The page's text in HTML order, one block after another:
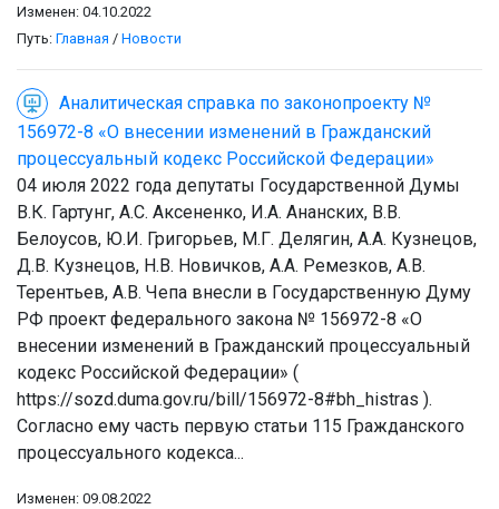
Изменен: 04.10.2022
Путь: Главная / Новости
Аналитическая справка по законопроекту №
156972-8 «О внесении изменений в Гражданский
процессуальный кодекс Российской Федерации»
04 июля 2022 года депутаты Государственной Думы
В.К. Гартунг, А.С. Аксененко, И.А. Ананских, В.В.
Белоусов, Ю.И. Григорьев, М.Г. Делягин, А.А. Кузнецов,
Д.В. Кузнецов, Н.В. Новичков, А.А. Ремезков, А.В.
Терентьев, А.В. Чепа внесли в Государственную Думу
РФ проект федерального закона № 156972-8 «О
внесении изменений в Гражданский процессуальный
кодекс Российской Федерации» (
https://sozd.duma.gov.ru/bill/156972-8#bh_histras ).
Согласно ему часть первую статьи 115 Гражданского
процессуального кодекса...
Изменен: 09.08.2022